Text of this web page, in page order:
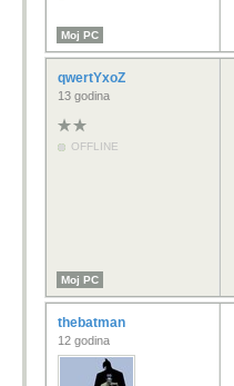
Moj PC
qwertYxoZ
13 godina
OFFLINE
Moj PC
thebatman
12 godina